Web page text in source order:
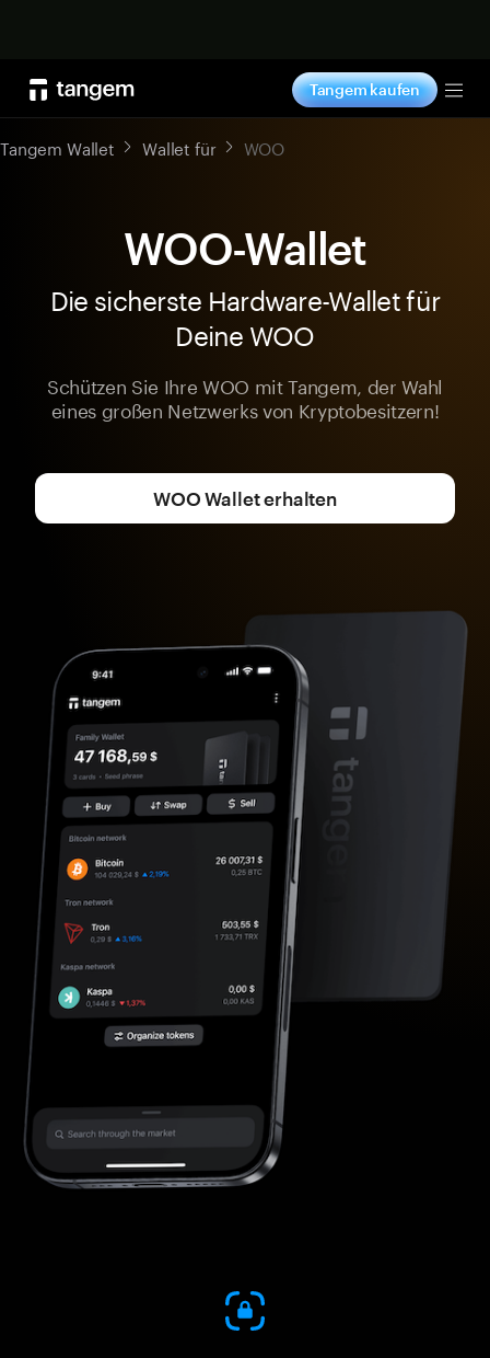
Tangem kaufen
Tangem Wallet Wallet für WOO
WOO-Wallet
Die sicherste Hardware-Wallet für
Deine WOO
Schützen Sie Ihre WOO mit Tangem, der Wahl
eines großen Netzwerks von Kryptobesitzern!
WOO Wallet erhalten